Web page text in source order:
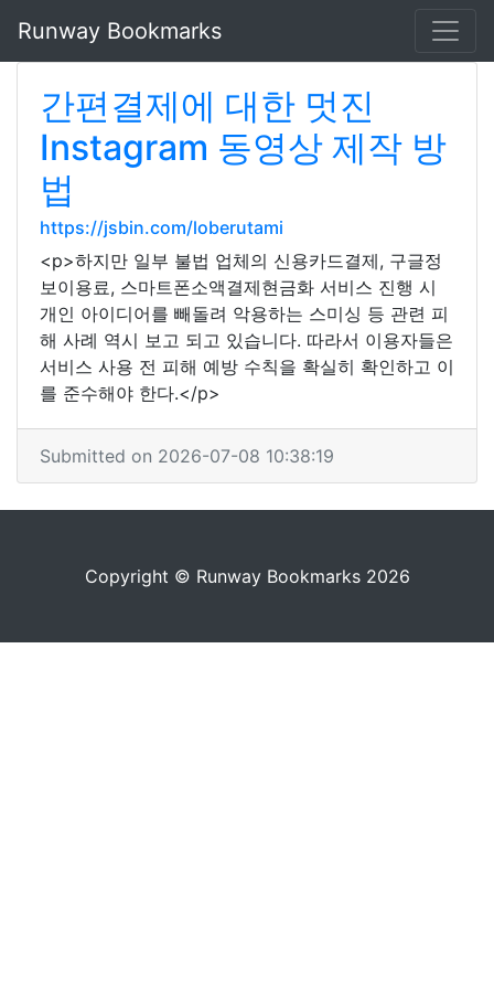
Runway Bookmarks
간편결제에 대한 멋진
Instagram 동영상 제작 방
법
https://jsbin.com/loberutami
<p>하지만 일부 불법 업체의 신용카드결제, 구글정
보이용료, 스마트폰소액결제현금화 서비스 진행 시
개인 아이디어를 빼돌려 악용하는 스미싱 등 관련 피
해 사례 역시 보고 되고 있습니다. 따라서 이용자들은
서비스 사용 전 피해 예방 수칙을 확실히 확인하고 이
를 준수해야 한다.</p>
Submitted on 2026-07-08 10:38:19
Copyright © Runway Bookmarks 2026